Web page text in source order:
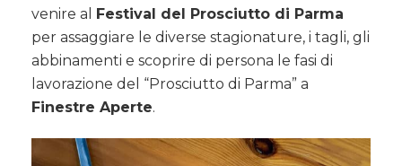
venire al Festival del Prosciutto di Parma
per assaggiare le diverse stagionature, i tagli, gli
abbinamenti e scoprire di persona le fasi di
lavorazione del “Prosciutto di Parma” a
Finestre Aperte.